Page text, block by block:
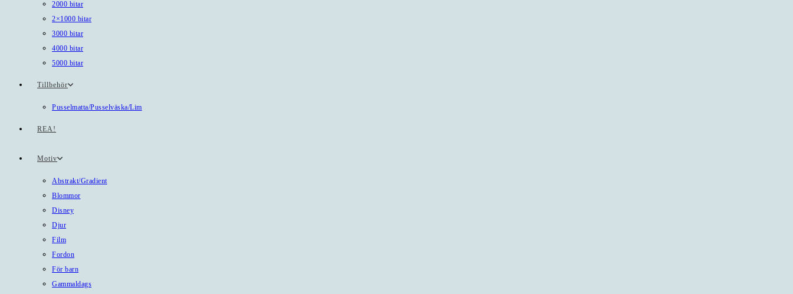
2000 bitar
2×1000 bitar
3000 bitar
4000 bitar
5000 bitar
Tillbehör
Pusselmatta/Pusselväska/Lim
REA!
Motiv
Abstrakt/Gradient
Blommor
Disney
Djur
Film
Fordon
För barn
Gammaldags